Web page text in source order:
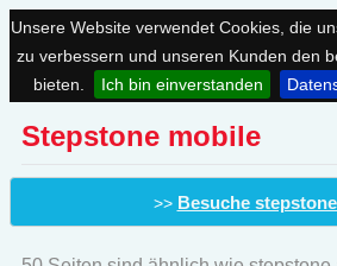
Unsere Website verwendet Cookies, die
zu verbessern und unseren Kunden den
bieten.
Ich bin einverstanden
Stepstone mobile
>> Besuche